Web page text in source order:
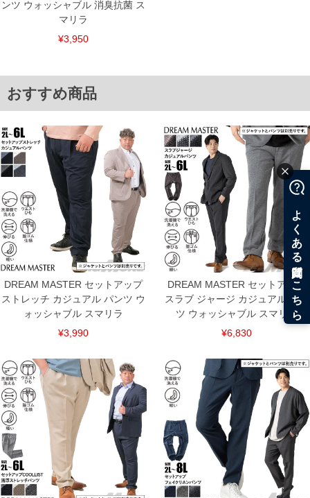
※商品によって若干のサイズの誤差がございます。また、お客様がご使用の環境（コ
ンピュータ画面）によって、商品の色味が若干異なる場合がございます。予めご了承
※当店での掲載商品は、実店鋪と在庫を共用しておりますので店頭での売り違い、店
連絡させて頂きますので予めご了承ください。
ンツ ウォッシャブル 消臭抗菌 ス
マリラ
¥3,950
おすすめ商品
DREAM MASTER セットアップ
ストレッチ カジュアル パンツ ウ
ォッシャブル スマリラ
¥3,990
DREAM MASTER セットアップ
スラブ ジャージ カジュアル パン
ツ ウォッシャブル スマリラ
¥6,830